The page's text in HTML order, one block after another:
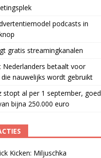
podcasts in
gratis streamingkanalen
Nederlanders betaalt voor
nauwelijks wordt gebruikt
stopt al per 1 september, goed
bijna 250.000 euro
Kicken: Miljuschka